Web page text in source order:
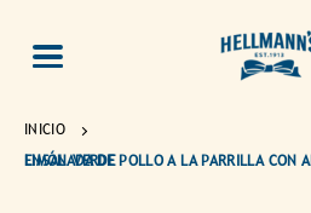
INICIO
ENSALADA DE POLLO A LA PARRILLA CON ADEREZO DE AGUACATE Y LIMÓN VERDE